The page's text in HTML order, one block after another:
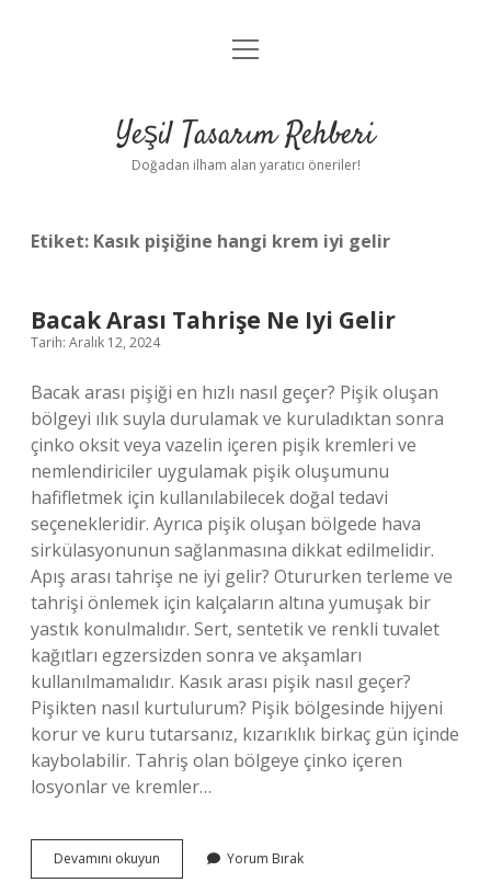
Anasayfa
Yasal Uyarı
menüyü
Yeşil Tasarım Rehberi
Doğadan ilham alan yaratıcı öneriler!
Etiket: Kasık pişiğine hangi krem iyi gelir
Bacak Arası Tahrişe Ne Iyi Gelir
Tarih: Aralık 12, 2024
Bacak arası pişiği en hızlı nasıl geçer? Pişik oluşan
bölgeyi ılık suyla durulamak ve kuruladıktan sonra
çinko oksit veya vazelin içeren pişik kremleri ve
nemlendiriciler uygulamak pişik oluşumunu
hafifletmek için kullanılabilecek doğal tedavi
seçenekleridir. Ayrıca pişik oluşan bölgede hava
sirkülasyonunun sağlanmasına dikkat edilmelidir.
Apış arası tahrişe ne iyi gelir? Otururken terleme ve
tahrişi önlemek için kalçaların altına yumuşak bir
yastık konulmalıdır. Sert, sentetik ve renkli tuvalet
kağıtları egzersizden sonra ve akşamları
kullanılmamalıdır. Kasık arası pişik nasıl geçer?
Pişikten nasıl kurtulurum? Pişik bölgesinde hijyeni
korur ve kuru tutarsanız, kızarıklık birkaç gün içinde
kaybolabilir. Tahriş olan bölgeye çinko içeren
losyonlar ve kremler…
Devamını okuyun
Arası
Yorum Bırak